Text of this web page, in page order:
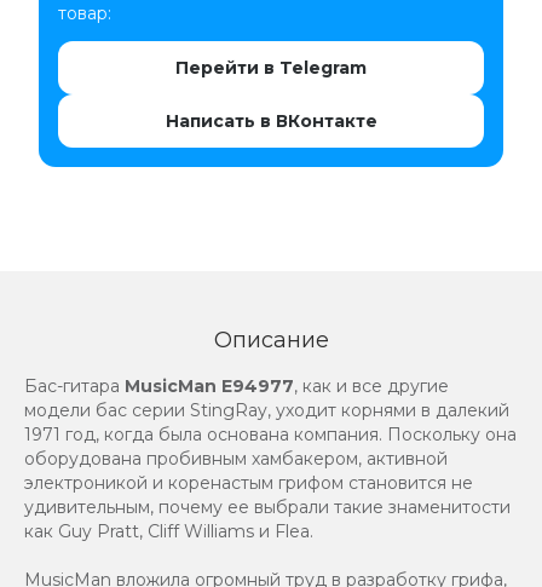
товар:
Перейти в Telegram
Написать в ВКонтакте
Описание
Бас-гитара MusicMan E94977, как и все другие
модели бас серии StingRay, уходит корнями в далекий
1971 год, когда была основана компания. Поскольку она
оборудована пробивным хамбакером, активной
электроникой и коренастым грифом становится не
удивительным, почему ее выбрали такие знаменитости
как Guy Pratt, Cliff Williams и Flea.
MusicMan вложила огромный труд в разработку грифа,